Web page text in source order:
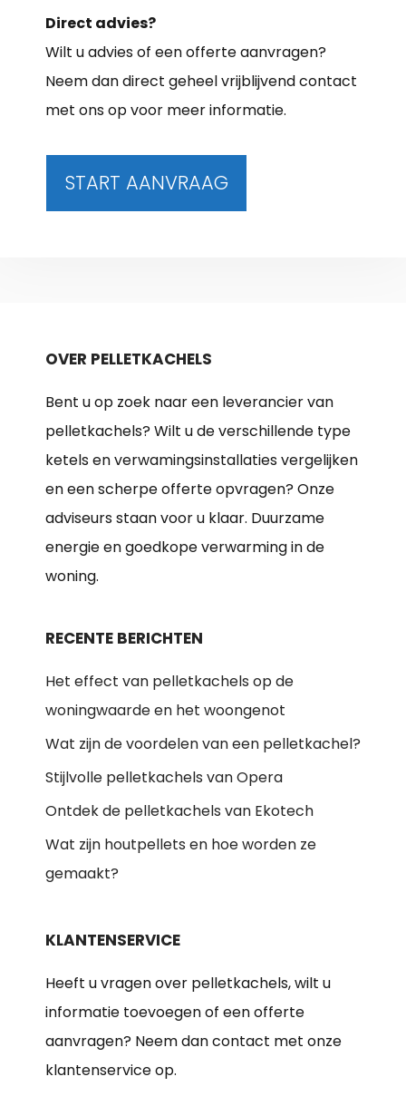
Direct advies?
Wilt u advies of een offerte aanvragen?
Neem dan direct geheel vrijblijvend contact
met ons op voor meer informatie.
START AANVRAAG
OVER PELLETKACHELS
Bent u op zoek naar een leverancier van
pelletkachels? Wilt u de verschillende type
ketels en verwamingsinstallaties vergelijken
en een scherpe offerte opvragen? Onze
adviseurs staan voor u klaar. Duurzame
energie en goedkope verwarming in de
woning.
RECENTE BERICHTEN
Het effect van pelletkachels op de
woningwaarde en het woongenot
Wat zijn de voordelen van een pelletkachel?
Stijlvolle pelletkachels van Opera
Ontdek de pelletkachels van Ekotech
Wat zijn houtpellets en hoe worden ze
gemaakt?
KLANTENSERVICE
Heeft u vragen over pelletkachels, wilt u
informatie toevoegen of een offerte
aanvragen? Neem dan contact met onze
klantenservice op.